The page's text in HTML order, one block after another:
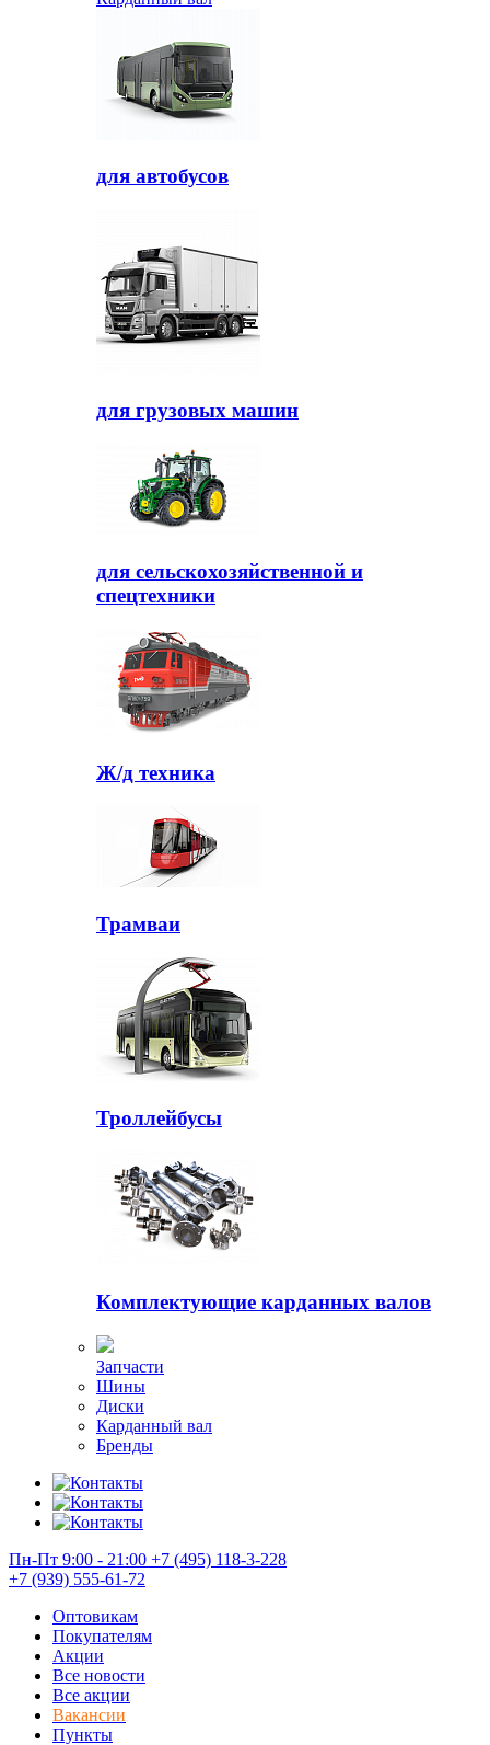
для автобусов
для грузовых машин
для сельскохозяйственной и
спецтехники
Ж/д техника
Трамваи
Троллейбусы
Комплектующие карданных валов
Запчасти
Шины
Диски
Карданный вал
Бренды
Пн-Пт 9:00 - 21:00 +7 (495) 118-3-228
+7 (939) 555-61-72
Оптовикам
Покупателям
Акции
Все новости
Все акции
Вакансии
Пункты